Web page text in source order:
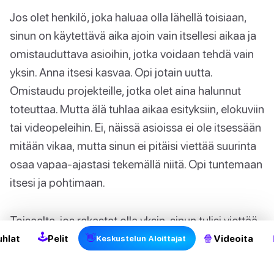
2
Jos olet henkilö, joka haluaa olla lähellä toisiaan,
sinun on käytettävä aika ajoin vain itsellesi aikaa ja
omistauduttava asioihin, jotka voidaan tehdä vain
yksin. Anna itsesi kasvaa. Opi jotain uutta.
Omistaudu projekteille, jotka olet aina halunnut
toteuttaa. Mutta älä tuhlaa aikaa esityksiin, elokuviin
tai videopeleihin. Ei, näissä asioissa ei ole itsessään
mitään vikaa, mutta sinun ei pitäisi viettää suurinta
osaa vapaa-ajastasi tekemällä niitä. Opi tuntemaan
itsesi ja pohtimaan.
Toisaalta, jos rakastat olla yksin, sinun tulisi viettää
aikaa toistensa kanssa silloin tällöin. Seurustella,
🕹Pelit 👋Keskustelun Aloittajat 🍿 Videoita